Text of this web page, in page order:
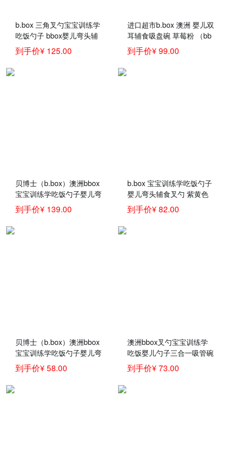
b.box 三角叉勺宝宝训练学
吃饭勺子 bbox婴儿弯头辅
食叉勺 冰激凌系列 雪糕绿
色套装 儿童餐具训练勺
到手价¥ 125.00
进口超市b.box 澳洲 婴儿双
耳辅食吸盘碗 草莓粉 （bb
ox吸盘碗 宝宝餐具套装 带
硅胶勺）
到手价¥ 99.00
贝博士（b.box）澳洲bbox
宝宝训练学吃饭勺子婴儿弯
头辅食碗叉勺套装儿童餐具
红橙叉勺套装+Bumkins硅
到手价¥ 139.00
b.box 宝宝训练学吃饭勺子
婴儿弯头辅食叉勺 紫黄色
套装 bbox儿童餐具训练勺
到手价¥ 82.00
贝博士（b.box）澳洲bbox
宝宝训练学吃饭勺子婴儿弯
头辅食碗叉勺套装儿童餐具
黄灰（带叉勺盒）
到手价¥ 58.00
澳洲bbox叉勺宝宝训练学
吃饭婴儿勺子三合一吸管碗
辅食勺儿童餐具
到手价¥ 73.00